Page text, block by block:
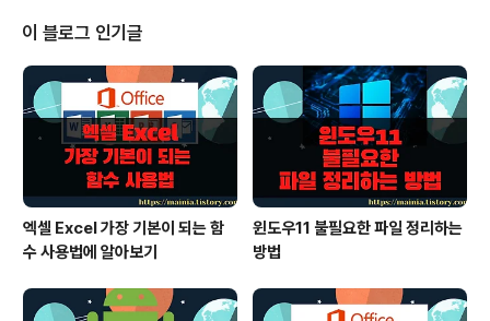
서 바로 수정해야 되는데 출장 때문에 밖에 나와 있는 경우
어떻게 처리 해야 될까요? 손에 들고 있는 것은 스마트폰
밖에 없는데 말이죠. 만약 작업 문서가 OneDrive 에 올라
가 있다면 스마트폰으로 워드 앱을 다운받아 작업 내용을
수정할 수 있습니다. 오늘은 어떻게 PC 와 스마트폰간에
문서를..
이 블로그 인기글
엑셀 Excel 가장 기본이 되는 함
수 사용법에 알아보기
윈도우11 불필요한 파일 정리하는
방법